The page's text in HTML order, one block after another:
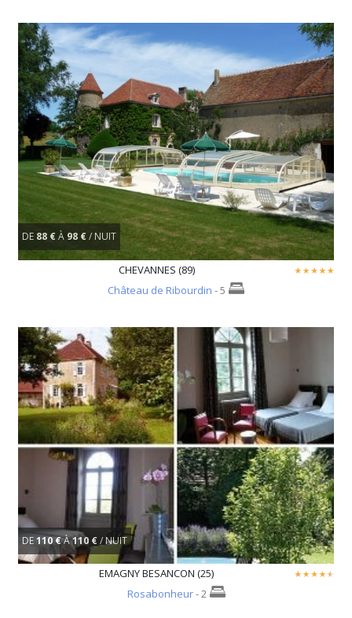
DE 88 €À 98 €/ NUIT
CHEVANNES (89)
Château de Ribourdin - 5
DE110 €À110 €/ NUIT
EMAGNY BESANCON (25)
Rosabonheur- 2